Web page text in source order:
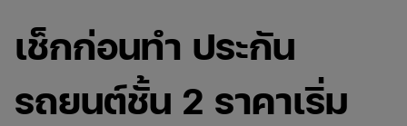
เช็กก่อนทำ ประกัน
รถยนต์ชั้น 2 ราคาเริ่ม